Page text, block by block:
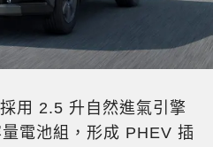
用 2.5 升自然進氣引擎
電池組，形成 PHEV 插